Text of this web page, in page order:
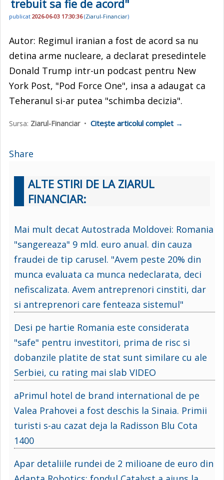
trebuit sa fie de acord"
publicat 2026-06-03 17:30:36(Ziarul-Financiar)
Autor: Regimul iranian a fost de acord sa nu
detina arme nucleare, a declarat presedintele
Donald Trump intr-un podcast pentru New
York Post, "Pod Force One", insa a adaugat ca
Teheranul si-ar putea "schimba decizia".
Sursa: Ziarul-Financiar• Citește articolul complet →
Share
ALTE STIRI DE LA ZIARUL
FINANCIAR:
Mai mult decat Autostrada Moldovei: Romania
"sangereaza" 9 mld. euro anual. din cauza
fraudei de tip carusel. "Avem peste 20% din
munca evaluata ca munca nedeclarata, deci
nefiscalizata. Avem antreprenori cinstiti, dar
si antreprenori care fenteaza sistemul"
Desi pe hartie Romania este considerata
"safe" pentru investitori, prima de risc si
dobanzile platite de stat sunt similare cu ale
Serbiei, cu rating mai slab VIDEO
aPrimul hotel de brand international de pe
Valea Prahovei a fost deschis la Sinaia. Primii
turisti s-au cazat deja la Radisson Blu Cota
1400
Apar detaliile rundei de 2 milioane de euro din